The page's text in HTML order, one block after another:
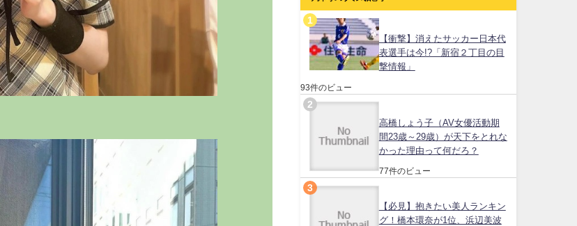
【衝撃】消えたサッカー日本代
表選手は今!?「新宿２丁目の目
撃情報」
93件のビュー
高橋しょう子（AV女優活動期
間23歳～29歳）が天下をとれな
かった理由って何だろ？
77件のビュー
【必見】抱きたい美人ランキン
グ！橋本環奈が1位、浜辺美波